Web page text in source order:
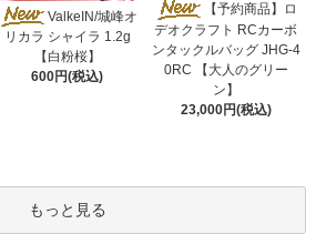
ValkeIN/城峰オ
リカラ シャイラ 1.2g
【白粉桜】
600円(税込)
【予約商品】ロ
デオクラフト RCカーボ
ンタックルバッグ JHG-4
0RC 【大人のグリー
ン】
23,000円(税込)
もっと見る